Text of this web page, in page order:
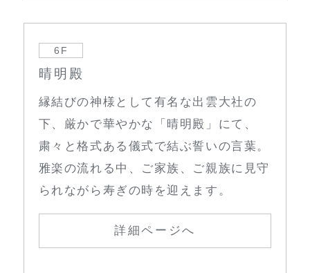
6F
晴明殿
縁結びの神様として有名な出雲大社の
下、厳かで華やかな「晴明殿」にて、
粛々と格式ある儀式で結ぶ誓いの言葉。
雅楽の流れる中、ご家族、ご親族に見守
られながら寿ぎの時を迎えます。
詳細ページへ